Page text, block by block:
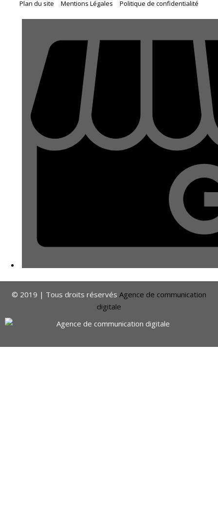
(PROCÉDURE DE CLASSEMENT OU
DÉCLASSEMENT D’UN BIEN DU DOMAINE
UTILISATION DU DOMAINE PUBLIC,
REDEVANCE POUR OCCUPATION)
MAÎTRE APOLLINE LARCHER DÉFEND TANT LES
ENTREPRISES QUE LES ACQUÉREURS DANS LE
CADRE DE LITIGES TECHNIQUES CONSÉCUTIFS AUX
TRAVAUX DE CONSTRUCTION OPPOSANT
PARTICULIERS, ENTREPRISES DU BÂTIMENT,
ARCHITECTES, ASSUREURS, CONSTRUCTEURS DE
MAISONS INDIVIDUELLES OU PROMOTEURS
DU SOLDE D’UN CHANTIER, SINISTRES DIVERS…)
Plan du site Mentions Légales Politique de confidentialité
© 2019 | Tous droits réservés Agence de communication
digitale